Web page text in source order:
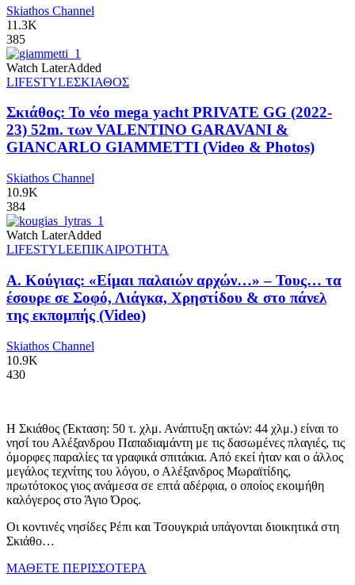
Skiathos Channel
11.3K
385
Watch LaterAdded
LIFESTYLEΣΚΙΑΘΟΣ
Σκιάθος: Το νέο mega yacht PRIVATE GG (2022-
23) 52m. των VALENTINO GARAVANI &
GIANCARLO GIAMMETTI (Video & Photos)
Skiathos Channel
10.9K
384
Watch LaterAdded
LIFESTYLEΕΠΙΚΑΙΡΟΤΗΤΑ
Α. Κούγιας: «Είμαι παλαιών αρχών…» – Τους… τα
έσουρε σε Σοφό, Λιάγκα, Χρηστίδου & στο πάνελ
της εκπομπής (Video)
Skiathos Channel
10.9K
430
Η Σκιάθος (Έκταση: 50 τ. χλμ. Ανάπτυξη ακτών: 44 χλμ.) είναι το
νησί του Αλέξανδρου Παπαδιαμάντη με τις δασωμένες πλαγιές, τις
όμορφες παραλίες τα γραφικά σπιτάκια. Από εκεί ήταν και ο άλλος
μεγάλος τεχνίτης του λόγου, ο Αλέξανδρος Μωραϊτίδης,
πρωτότοκος γιος ανάμεσα σε επτά αδέρφια, ο οποίος εκοιμήθη
καλόγερος στο Άγιο Όρος.
Οι κοντινές νησίδες Ρέπι και Τσουγκριά υπάγονται διοικητικά στη
Σκιάθο…
ΜΑΘΕΤΕ ΠΕΡΙΣΣΟΤΕΡΑ